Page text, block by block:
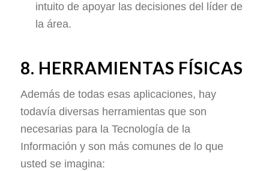
intuito de apoyar las decisiones del líder de
la área.
8. HERRAMIENTAS FÍSICAS
Además de todas esas aplicaciones, hay
todavía diversas herramientas que son
necesarias para la Tecnología de la
Información y son más comunes de lo que
usted se imagina: